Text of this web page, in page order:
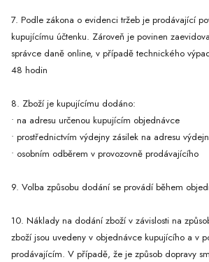
7. Podle zákona o evidenci tržeb je prodávající
kupujícímu účtenku. Zároveň je povinen
správce daně online, v případě technického
48 hodin
8. Zboží je kupujícímu dodáno:
• na adresu určenou kupujícím objednávce
• prostřednictvím výdejny zásilek na adresu
• osobním odběrem v provozovně prodávajícího
9. Volba způsobu dodání se provádí během
10. Náklady na dodání zboží v závislosti na
zboží jsou uvedeny v objednávce kupujícího a v
prodávajícím. V případě, že je způsob dopravy